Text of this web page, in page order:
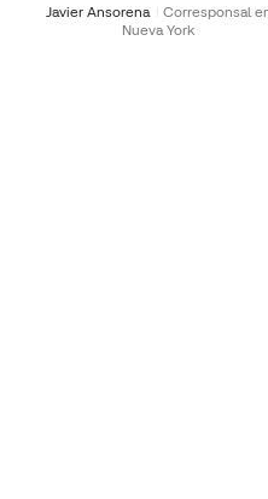
Javier Ansorena
Corresponsal
Nueva York